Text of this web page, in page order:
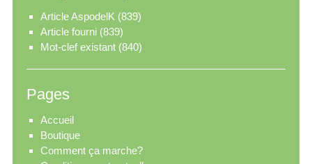
Article AspodelK (839)
Article fourni (839)
Mot-clef existant (840)
Pages
Accueil
Boutique
Comment ça marche?